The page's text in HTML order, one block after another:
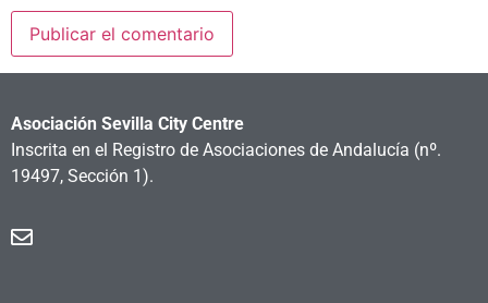
Asociación Sevilla City Centre
Inscrita en el Registro de Asociaciones de Andalucía (nº.
19497, Sección 1).